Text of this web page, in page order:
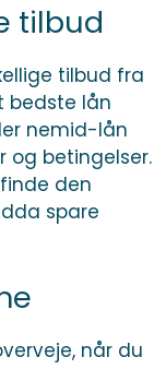
tilbud
tilbud fra
bedste lån
nemid-lån
og betingelser.
den
spare
når du